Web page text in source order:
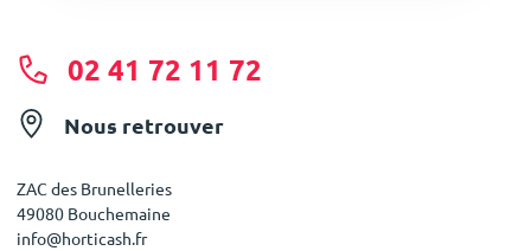
02 41 72 11 72
Nous retrouver
ZAC des Brunelleries
49080 Bouchemaine
info@horticash.fr